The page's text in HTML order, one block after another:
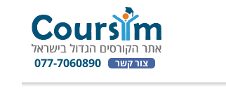
צור קשר 077-7060890